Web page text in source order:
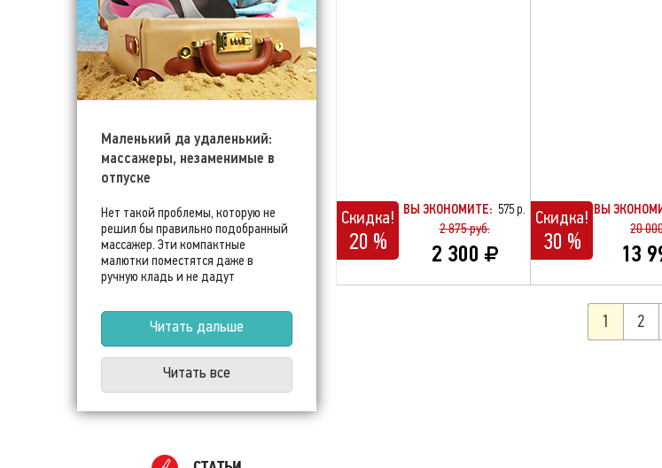
Маленький да удаленький:
массажеры, незаменимые в
отпуске
Нет такой проблемы, которую не
решил бы правильно подобранный
массажер. Эти компактные
малютки поместятся даже в
ручную кладь и не дадут
Читать дальше
Читать все
Скидка!
20 %
ВЫ ЭКОНОМИТЕ: 575 р.
2 875 руб.
2 300
Скидка!
30 %
ВЫ
20
13
1 2